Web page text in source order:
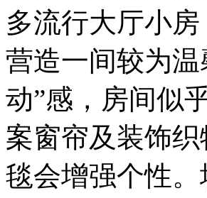
多流行大厅小
营造一间较为
动”感，房间似
案窗帘及装饰
毯会增强个性